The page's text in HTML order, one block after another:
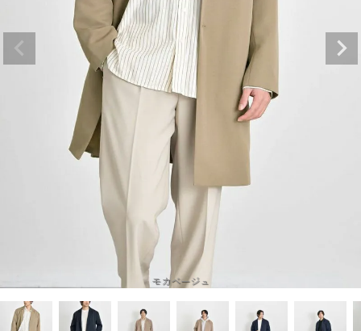
モカベージュ